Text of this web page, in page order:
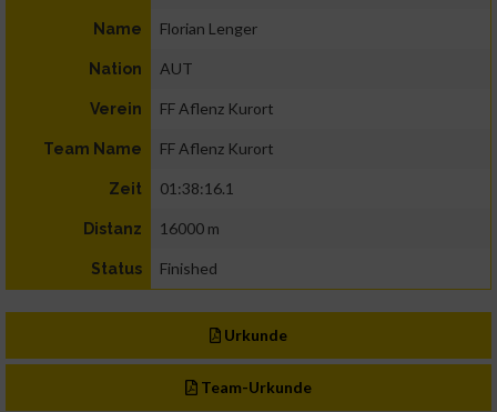
Name Florian Lenger
Nation AUT
Verein FF Aflenz Kurort
Team Name FF Aflenz Kurort
Zeit 01:38:16.1
Distanz 16000 m
Status Finished
Urkunde
Team-Urkunde